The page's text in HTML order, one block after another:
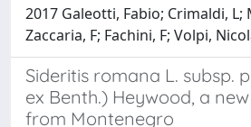
2017 Galeotti, Fabio; Crimaldi, L;
Zaccaria, F; Fachini, F; Volpi,
Sideritis romana L. subsp.
ex Benth.) Heywood, a
from Montenegro